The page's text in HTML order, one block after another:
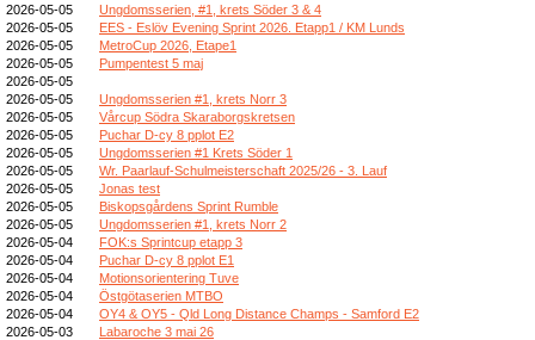
2026-05-05
Ungdomsserien, #1, krets Söder 3 & 4
2026-05-05
EES - Eslöv Evening Sprint 2026. Etapp1 / KM Lunds
2026-05-05
MetroCup 2026, Etape1
2026-05-05
Pumpentest 5 maj
2026-05-05
2026-05-05
Ungdomsserien #1, krets Norr 3
2026-05-05
Vårcup Södra Skaraborgskretsen
2026-05-05
Puchar D-cy 8 pplot E2
2026-05-05
Ungdomsserien #1 Krets Söder 1
2026-05-05
Wr. Paarlauf-Schulmeisterschaft 2025/26 - 3. Lauf
2026-05-05
Jonas test
2026-05-05
Biskopsgårdens Sprint Rumble
2026-05-05
Ungdomsserien #1, krets Norr 2
2026-05-04
FOK:s Sprintcup etapp 3
2026-05-04
Puchar D-cy 8 pplot E1
2026-05-04
Motionsorientering Tuve
2026-05-04
Östgötaserien MTBO
2026-05-04
OY4 & OY5 - Qld Long Distance Champs - Samford E2
2026-05-03
Labaroche 3 mai 26